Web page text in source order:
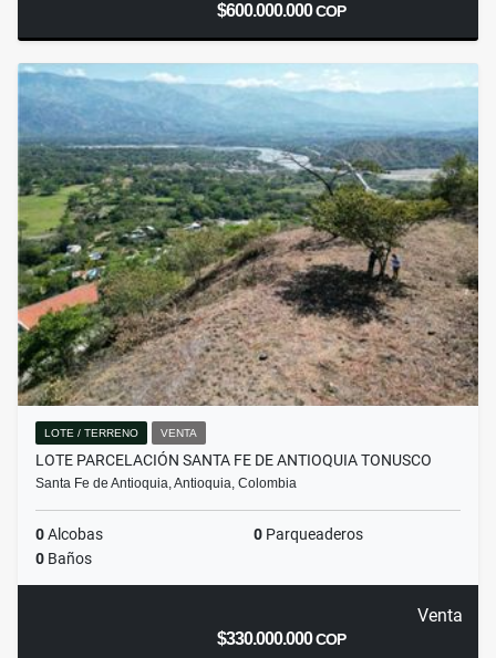
$600.000.000COP
LOTE / TERRENO VENTA
LOTE PARCELACIÓN SANTA FE DE ANTIOQUIA TONUSCO
Santa Fe de Antioquia, Antioquia, Colombia
0Alcobas 0 Parqueaderos
0 Baños
Venta
$330.000.000COP